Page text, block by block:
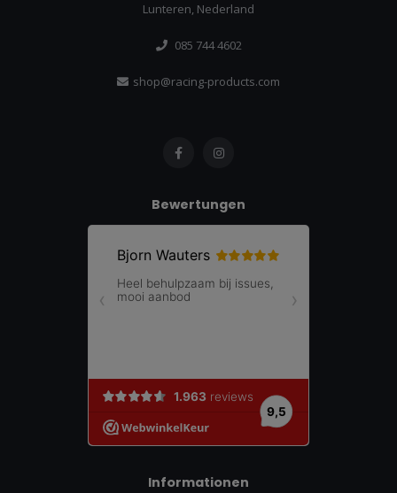
Lunteren, Nederland
085 744 4602
shop@racing-products.com
Bewertungen
Informationen